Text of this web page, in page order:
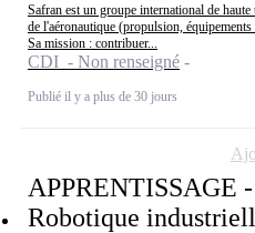
Safran est un groupe international de
de l'aéronautique (propulsion, équipements
Sa mission : contribuer...
CDI - Non renseigné
Publié il y a plus de 30 jours
APPRENTISSAGE
Robotique